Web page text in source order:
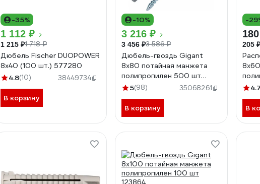
-35%
1 112 ₽
1 215 ₽1 718 ₽
Дюбель Fischer DUOPOWER
8x40 (100 шт.) 577280
4.8(10) 38449734
В корзину
-10%
3 216 ₽
3 456 ₽3 586 ₽
Дюбель-гвоздь Gigant
8x80 потайная манжета
полипропилен 500 шт
123860
5(98) 35068261
В корзину
-
205 ₽
4.7
В